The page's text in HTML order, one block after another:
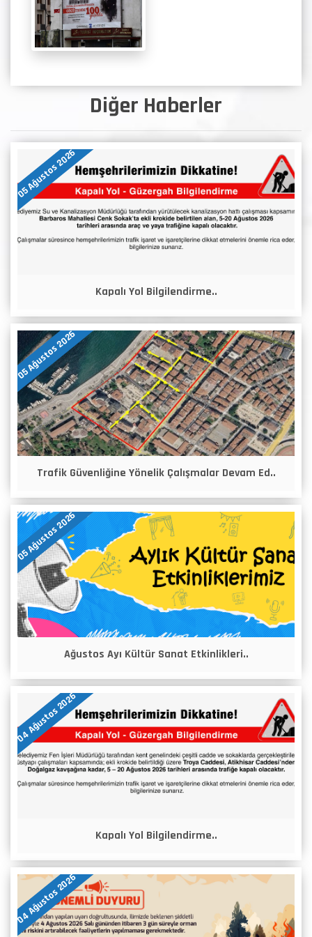
Diğer Haberler
05 Ağustos 2026
Kapalı Yol Bilgilendirme..
05 Ağustos 2026
Trafik Güvenliğine Yönelik Çalışmalar Devam Ed..
05 Ağustos 2026
Ağustos Ayı Kültür Sanat Etkinlikleri..
04 Ağustos 2026
Kapalı Yol Bilgilendirme..
04 Ağustos 2026